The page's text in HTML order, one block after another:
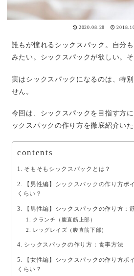
2020.08.28
誰もが憧れるシックスパック。自分
みたい。シックスパックが欲しい。
実はシックスパックになるのは、特
せん。
今回は、シックスパックを目指す方
ックスパックの作り方を徹底紹介いた
contents
そもそもシックスパックとは？
【男性編】シックスパックの作り方ポ
くらい？
【男性編】シックスパックの作り方：
クランチ（腹直筋上部）
レッグレイズ（腹直筋下部）
シックスパックの作り方：食事方法
【女性編】シックスパックの作り方ポ
くらい？